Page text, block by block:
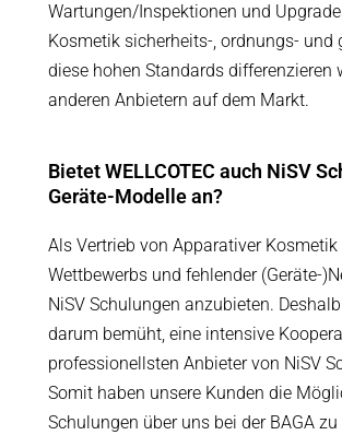
Wartungen/Inspektionen und
Kosmetik sicherheits-, ordnungs-
diese hohen Standards
anderen Anbietern auf dem Markt.
Bietet WELLCOTEC auch NiSV
Geräte-Modelle an?
Als Vertrieb von Apparativer
Wettbewerbs und fehlender (Geräte-
NiSV Schulungen anzubieten.
darum bemüht, eine intensive
professionellsten Anbieter von NiSV
Somit haben unsere Kunden die
Schulungen über uns bei der BAGA